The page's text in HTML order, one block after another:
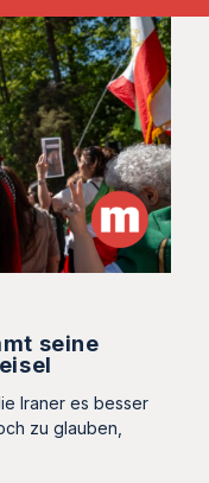
seine
Iraner es besser
zu glauben,